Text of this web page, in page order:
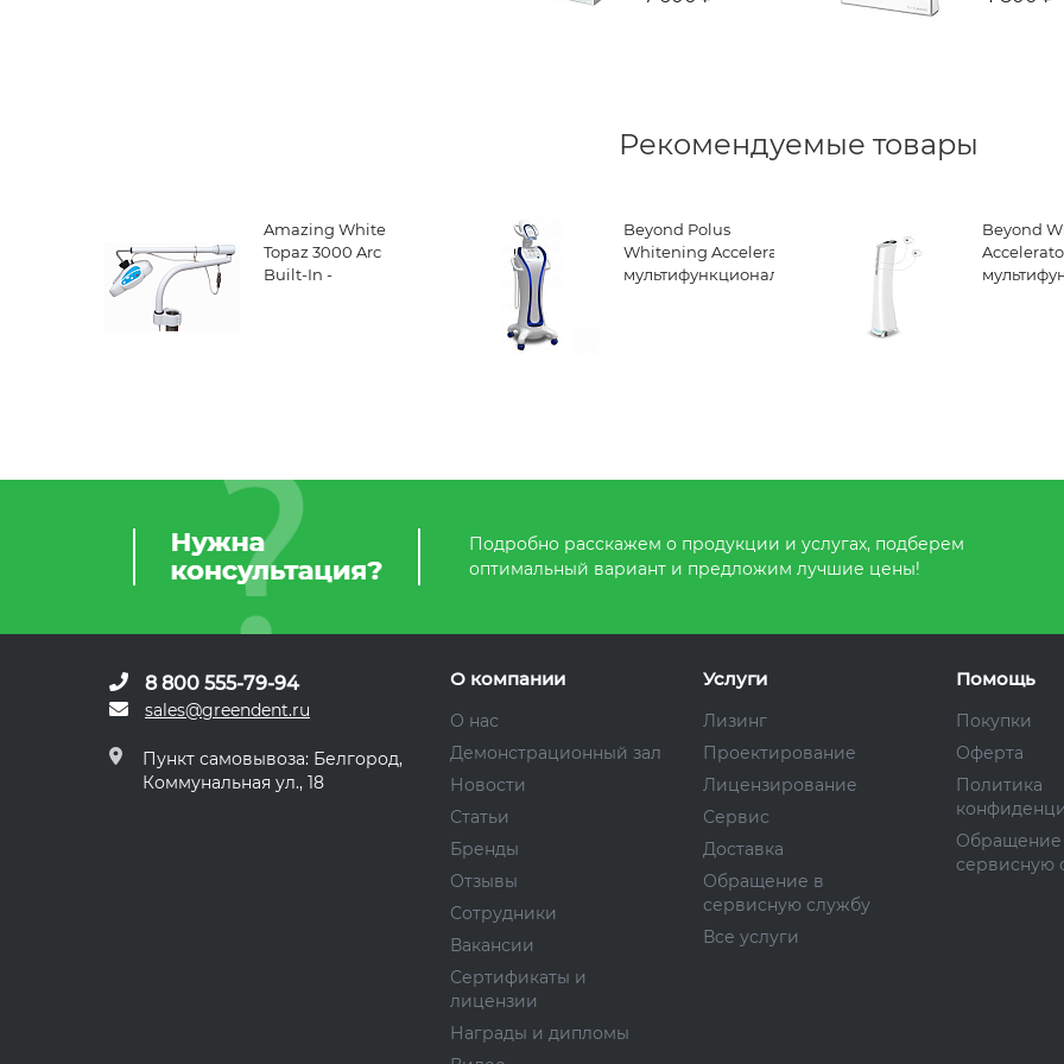
Рекомендуемые товары
Amazing White
Topaz 3000 Arc
Built-In -
Beyond Polus
Whitening Accelerator -
мультифункциональная
Beyond
Подробно расскажем о продукции и услугах, подберем
оптимальный вариант и предложим лучшие цены!
8 800 555-79-94
sales@greendent.ru
Пункт самовывоза: Белгород,
Коммунальная ул., 18
О компании
О нас
Демонстрационный зал
Новости
Статьи
Бренды
Отзывы
Сотрудники
Вакансии
Сертификаты и
лицензии
Награды и дипломы
Услуги
Лизинг
Проектирование
Лицензирование
Сервис
Доставка
Обращение в
сервисную службу
Все услуги
Помощь
Покупки
Оферта
Политика
Обращение
сервисную